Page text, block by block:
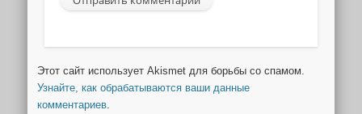
Этот сайт использует Akismet для борьбы со спамом.
Узнайте, как обрабатываются ваши данные
комментариев.